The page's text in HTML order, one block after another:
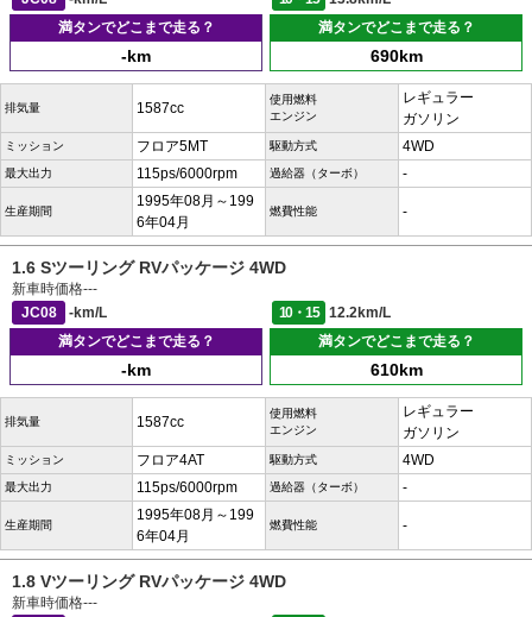
満タンでどこまで走る？
-km
満タンでどこまで走る？
690km
排気量 1587cc
使用燃料
エンジン
レギュラー
ガソリン
ミッション フロア5MT 駆動方式 4WD
最大出力 115ps/6000rpm 過給器（ターボ） -
生産期間
1995年08月～199
6年04月
燃費性能 -
1.6 Sツーリング RVパッケージ 4WD
新車時価格---
JC08
-km/L 10・15
12.2km/L
満タンでどこまで走る？
-km
満タンでどこまで走る？
610km
排気量 1587cc
使用燃料
エンジン
レギュラー
ガソリン
ミッション フロア4AT 駆動方式 4WD
最大出力 115ps/6000rpm 過給器（ターボ） -
生産期間
1995年08月～199
6年04月
燃費性能 -
1.8 Vツーリング RVパッケージ 4WD
新車時価格---